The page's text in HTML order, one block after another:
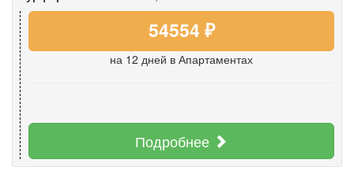
54554 ₽
на 12 дней в Апартаментах
Подробнее